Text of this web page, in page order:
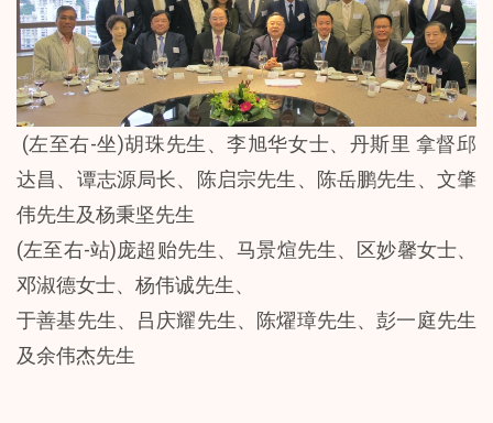
(左至右-坐)胡珠先生、李旭华女士、丹斯里 拿督邱
达昌、谭志源局长、陈启宗先生、陈岳鹏先生、文肇
伟先生及杨秉坚先生
(左至右-站)庞超贻先生、马景煊先生、区妙馨女士、
邓淑德女士、杨伟诚先生、
于善基先生、吕庆耀先生、陈燿璋先生、彭一庭先生
及余伟杰先生